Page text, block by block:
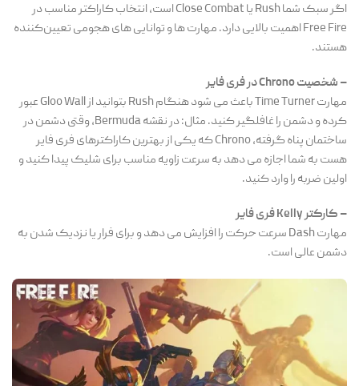
اگر سبک شما Rush یا Close Combat است، انتخاب کاراکتر مناسب در
Free Fireاهمیت بالایی دارد. مهارت ها و توانایی های هجومی تعیین‌کننده
هستند.
– شخصیت Chrono در فری فایر
مهارت Time Turner باعث می شود هنگام Rush بتوانید از Gloo Wall عبور
کرده و دشمن را غافلگیر کنید. مثال: در نقشه Bermuda، وقتی دشمن در
ساختمان پناه گرفته، Chrono که یکی از بهترین کاراکترهای فری فایر
هست به شما اجازه می دهد به سرعت زاویه مناسب برای شلیک پیدا کنید و
اولین ضربه را وارد کنید.
– کارکتر Kelly فری فایر
مهارت Dash سرعت حرکت را افزایش می دهد و برای فرار یا نزدیک شدن به
دشمن عالی است.